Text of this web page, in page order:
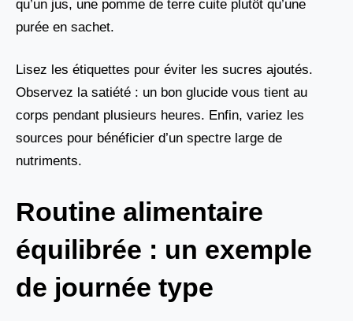
qu’un jus, une pomme de terre cuite plutôt qu’une
purée en sachet.
Lisez les étiquettes pour éviter les sucres ajoutés.
Observez la satiété : un bon glucide vous tient au
corps pendant plusieurs heures. Enfin, variez les
sources pour bénéficier d’un spectre large de
nutriments.
Routine alimentaire
équilibrée : un exemple
de journée type